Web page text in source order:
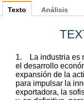
Texto
1. La industria es
el desarrollo
expansión de la
para impulsar la
exportadora, la
Análisis